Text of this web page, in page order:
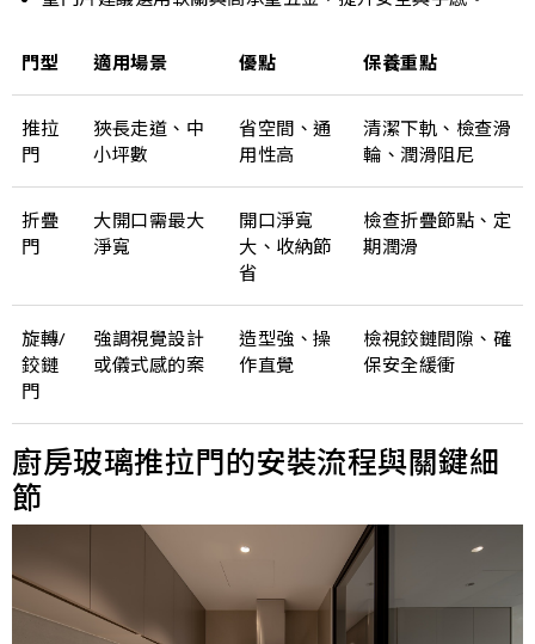
門型 適用場景 優點 保養重點
推拉
門
狹長走道、中
小坪數
省空間、通
用性高
清潔下軌、檢查滑
輪、潤滑阻尼
折疊
門
大開口需最大
淨寬
開口淨寬
大、收納節
省
檢查折疊節點、定
期潤滑
旋轉/
鉸鏈
門
強調視覺設計
或儀式感的案
造型強、操
作直覺
檢視鉸鏈間隙、確
保安全緩衝
廚房玻璃推拉門的安裝流程與關鍵細
節